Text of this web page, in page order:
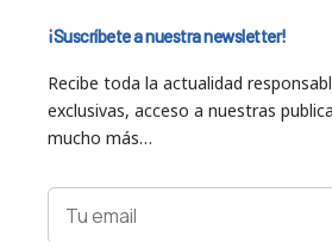
¡Suscríbete a nuestra newsletter!
Recibe toda la actualidad
exclusivas, acceso a nuestras
mucho más…